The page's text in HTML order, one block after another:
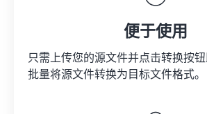
便于使用
只需上传您的源文件并点击转换按
批量将源文件转换为目标文件格式。